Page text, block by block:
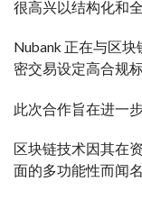
很高兴以结构化和
Nubank 正在与区
密交易设定高合规标
此次合作旨在进一
区块链技术因其在
面的多功能性而闻